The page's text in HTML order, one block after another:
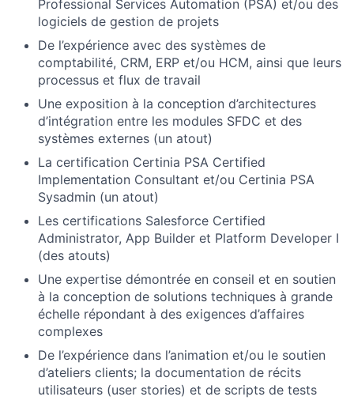
Professional Services Automation (PSA) et/ou des
logiciels de gestion de projets
De l’expérience avec des systèmes de
comptabilité, CRM, ERP et/ou HCM, ainsi que leurs
processus et flux de travail
Une exposition à la conception d’architectures
d’intégration entre les modules SFDC et des
systèmes externes (un atout)
La certification Certinia PSA Certified
Implementation Consultant et/ou Certinia PSA
Sysadmin (un atout)
Les certifications Salesforce Certified
Administrator, App Builder et Platform Developer I
(des atouts)
Une expertise démontrée en conseil et en soutien
à la conception de solutions techniques à grande
échelle répondant à des exigences d’affaires
complexes
De l’expérience dans l’animation et/ou le soutien
d’ateliers clients; la documentation de récits
utilisateurs (user stories) et de scripts de tests